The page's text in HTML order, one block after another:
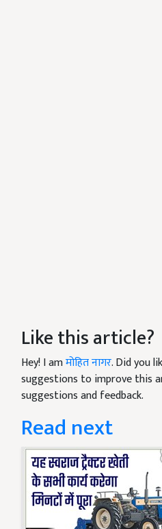
Like this article?
Hey! I amमोहित नागर. Did you
suggestions to improve this
suggestions and feedback.
Read next